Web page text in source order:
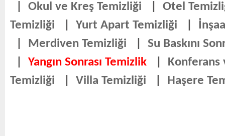
Okul ve Kreş Temizliği
Otel
Temizliği
Yurt Apart Temizliği
Merdiven Temizliği
Su Baskını
Yangın Sonrası Temizlik
Konferans
Temizliği
Villa Temizliği Haşere